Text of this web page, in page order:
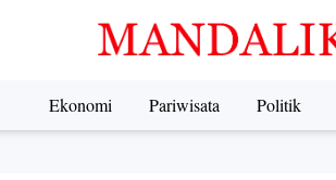
Ekonomi Pariwisata Politik